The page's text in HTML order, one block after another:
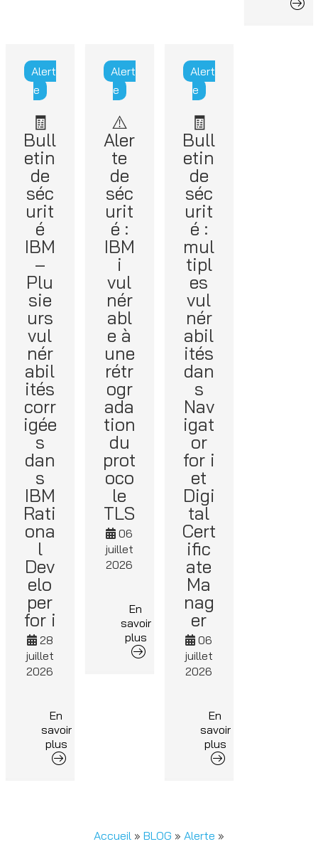
Alert
e
🧾
Bull
etin
de
séc
urit
é
IBM
–
Plu
sie
urs
vul
nér
abil
ités
corr
igée
s
dan
s
IBM
Rati
ona
l
Dev
elo
per
for i
28
juillet
2026
En
savoir
plus
Alert
e
⚠️
Aler
te
de
séc
urit
é :
IBM
i
vul
nér
abl
e à
une
rétr
ogr
ada
tion
du
prot
oco
le
TLS
06
juillet
2026
En
savoir
plus
Alert
e
🧾
Bull
etin
de
séc
urit
é :
mul
tipl
es
vul
nér
abil
ités
dan
s
Nav
igat
or
for i
et
Digi
tal
Cert
ific
ate
Ma
nag
er
06
juillet
2026
En
savoir
plus
Accueil » BLOG » Alerte »